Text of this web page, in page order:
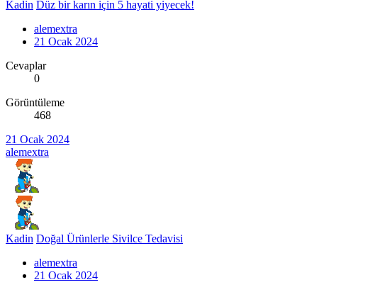
Kadin Düz bir karın için 5 hayati yiyecek!
alemextra
21 Ocak 2024
Cevaplar
0
Görüntüleme
468
21 Ocak 2024
alemextra
Kadin Doğal Ürünlerle Sivilce Tedavisi
alemextra
21 Ocak 2024